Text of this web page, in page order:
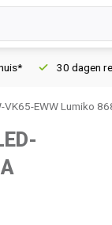
30 dagen
VK65-EWW Lumiko